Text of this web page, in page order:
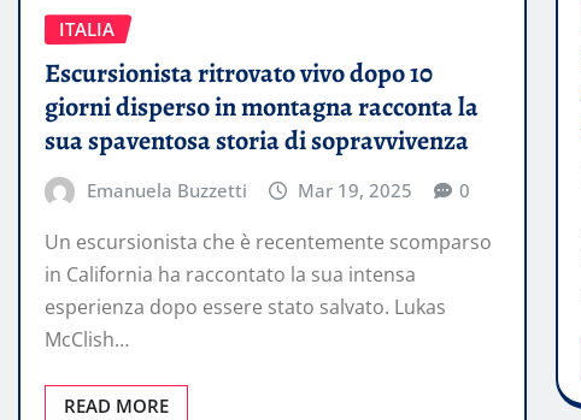
ITALIA
Escursionista ritrovato vivo dopo 10
giorni disperso in montagna racconta la
sua spaventosa storia di sopravvivenza
Emanuela Buzzetti Mar 19, 2025 0
Un escursionista che è recentemente scomparso
in California ha raccontato la sua intensa
esperienza dopo essere stato salvato. Lukas
McClish…
READ MORE